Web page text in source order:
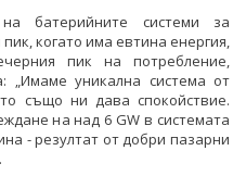
батерийните системи за
когато има евтина енергия,
пик на потребление,
„Имаме уникална система от
също ни дава спокойствие.
на над 6 GW в системата
- резултат от добри пазарни